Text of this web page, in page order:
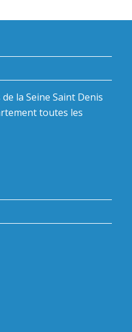
la Seine Saint Denis
toutes les